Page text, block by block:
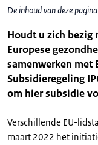
De inhoud van deze
Houdt u zich bezig
Europese
samenwerken met
Subsidieregeling
om hier subsidie
Verschillende EU-
maart 2022 het